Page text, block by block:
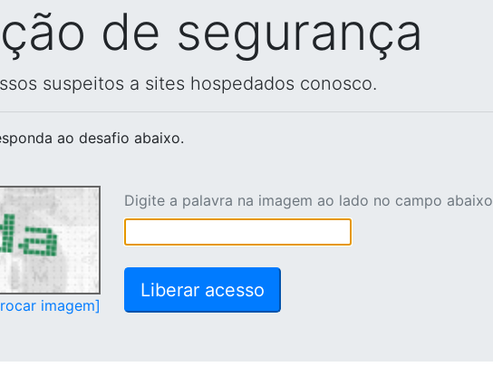
de segurança
suspeitos a sites hospedados conosco.
ao desafio abaixo.
imagem]
Digite a palavra na imagem ao lado no campo abaixo